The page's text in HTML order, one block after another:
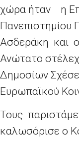
χώρα ήταν η
Πανεπιστημίου
Ασδεράκη και
Ανώτατο
Δημοσίων
Ευρωπαϊκού
Τους
καλωσόρισε ο